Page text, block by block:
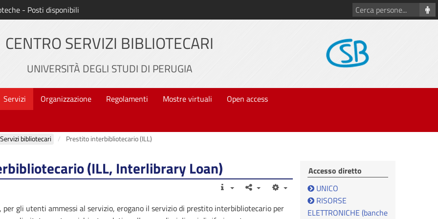
- Posti disponibili
Cerca
persone
CENTRO SERVIZI BIBLIOTECARI
UNIVERSITÀ DEGLI STUDI DI PERUGIA
Servizi Organizzazione Regolamenti Mostre virtuali
Open access
Servizi bibliotecari Prestito interbibliotecario (ILL)
(ILL, Interlibrary Loan)
, per gli utenti ammessi al servizio, erogano il serviziodi prestito interbibliotecario per
Accesso diretto
UNICO
RISORSE
ELETTRONICHE (banche